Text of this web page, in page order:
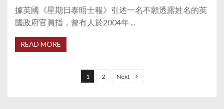
據英國《星期日泰晤士報》引述一名不願透露姓名的英
國政府官員指，曾有人於2004年 ...
READ MORE
1 2 Next